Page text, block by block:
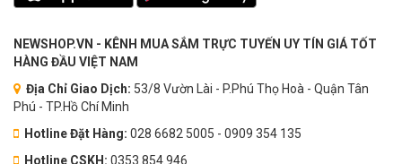
NEWSHOP.VN - KÊNH MUA SẮM TRỰC TUYẾN UY TÍN GIÁ TỐT
HÀNG ĐẦU VIỆT NAM
Địa Chỉ Giao Dịch: 53/8 Vườn Lài - P.Phú Thọ Hoà - Quận Tân
Phú - TP.Hồ Chí Minh
Hotline Đặt Hàng: 028 6682 5005 - 0909 354 135
Hotline CSKH: 0353.854.946